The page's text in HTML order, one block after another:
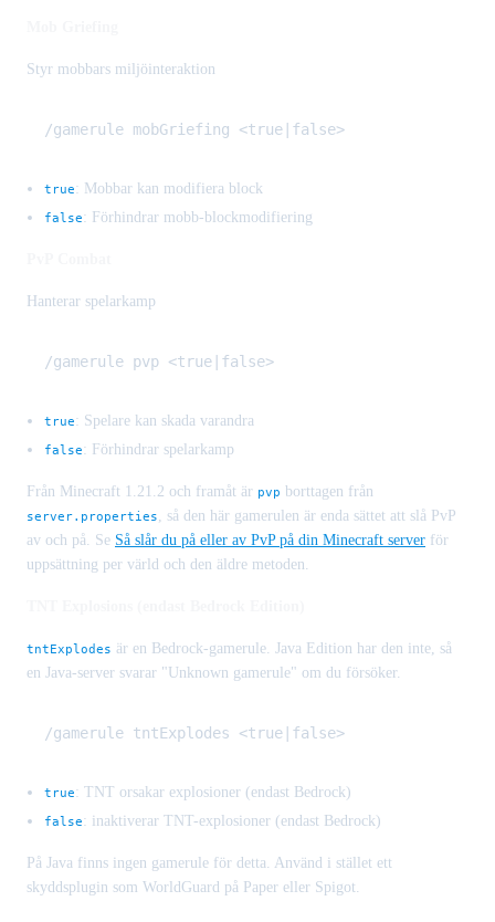
Styr mobbars miljöinteraktion
true: Mobbar kan modifiera block
false: Förhindrar mobb-blockmodifiering
Hanterar spelarkamp
true: Spelare kan skada varandra
false: Förhindrar spelarkamp
Från Minecraft 1.21.2 och framåt är pvp borttagen från
server.properties, så den här gamerulen är enda sättet att slå PvP
av och på. Se Så slår du på eller av PvP på din Minecraft server för
uppsättning per värld och den äldre metoden.
tntExplodes är en Bedrock-gamerule. Java Edition har den inte, så
en Java-server svarar "Unknown gamerule" om du försöker.
true: TNT orsakar explosioner (endast Bedrock)
false: inaktiverar TNT-explosioner (endast Bedrock)
På Java finns ingen gamerule för detta. Använd i stället ett
skyddsplugin som WorldGuard på Paper eller Spigot.